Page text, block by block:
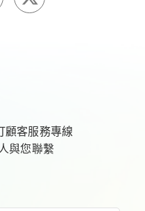
顧客服務專線
與您聯繫